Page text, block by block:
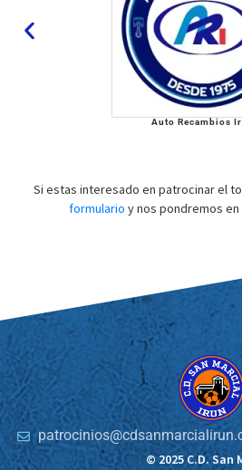
Auto Recambios
Si estas interesado en patrocinar el
formulario y nos pondremos
© 2025 C.D. San